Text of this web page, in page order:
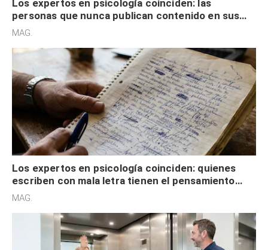
Los expertos en psicología coinciden: las
personas que nunca publican contenido en sus
redes sociales no pretenden buscar validación
MAG.
Los expertos en psicología coinciden: quienes
escriben con mala letra tienen el pensamiento
acelerado y no lo hacen por desinterés
MAG.